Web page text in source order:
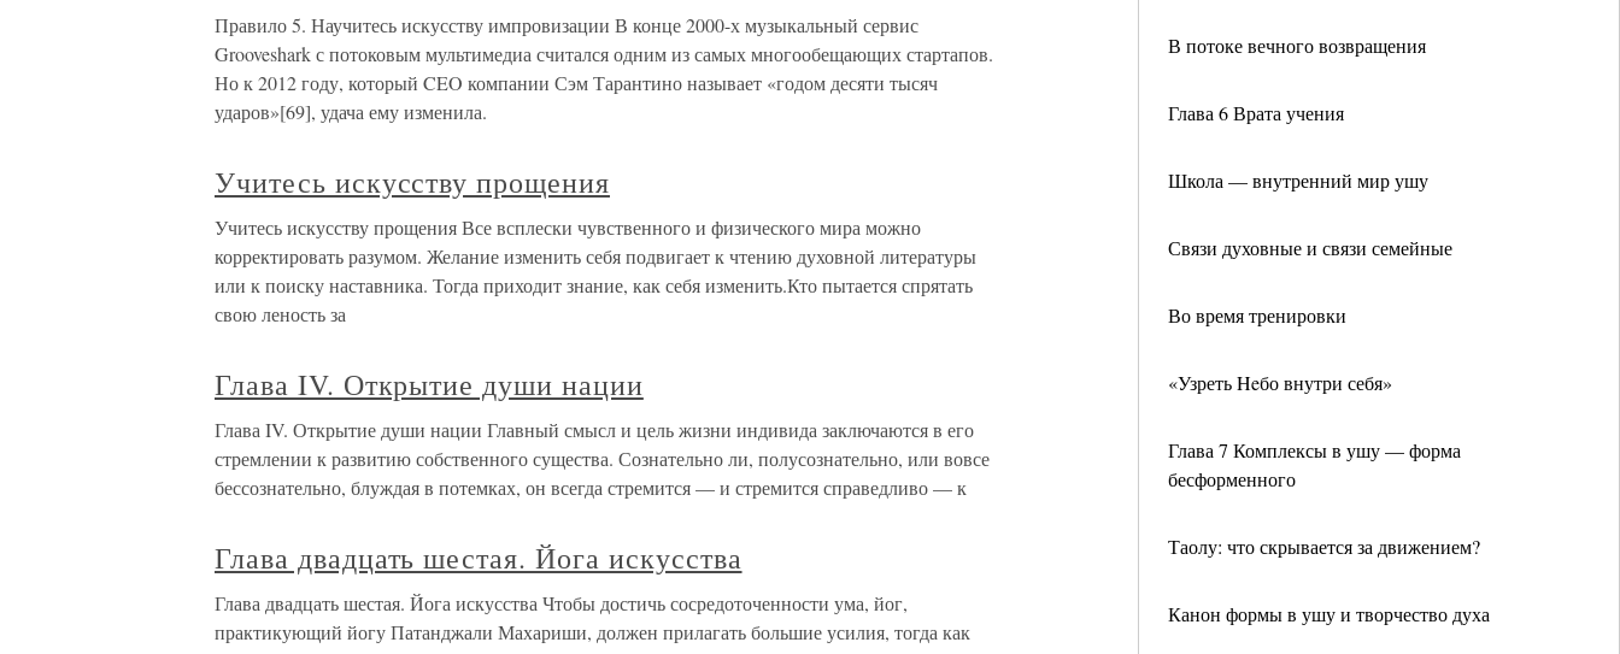
В потоке вечного возвращения
Глава 6 Врата учения
Школа — внутренний мир ушу
Связи духовные и связи семейные
Во время тренировки
«Узреть Heбо внутри себя»
Глава 7 Комплексы в ушу — форма
бесформенного
Таолу: что скрывается за движением?
Канон формы в ушу и творчество духа
Правило 5. Научитесь искусству импровизации В конце 2000-х музыкальный сервис
Grooveshark с потоковым мультимедиа считался одним из самых многообещающих стартапов.
Но к 2012 году, который CEO компании Сэм Тарантино называет «годом десяти тысяч
ударов»[69], удача ему изменила.
Учитесь искусству прощения
Учитесь искусству прощения Все всплески чувственного и физического мира можно
корректировать разумом. Желание изменить себя подвигает к чтению духовной литературы
или к поиску наставника. Тогда приходит знание, как себя изменить.Кто пытается спрятать
свою леность за
Глава IV. Открытие души нации
Глава IV. Открытие души нации Главный смысл и цель жизни индивида заключаются в его
стремлении к развитию собственного существа. Сознательно ли, полусознательно, или вовсе
бессознательно, блуждая в потемках, он всегда стремится — и стремится справедливо — к
Глава двадцать шестая. Йога искусства
Глава двадцать шестая. Йога искусства Чтобы достичь сосредоточенности ума, йог,
практикующий йогу Патанджали Махариши, должен прилагать большие усилия, тогда как